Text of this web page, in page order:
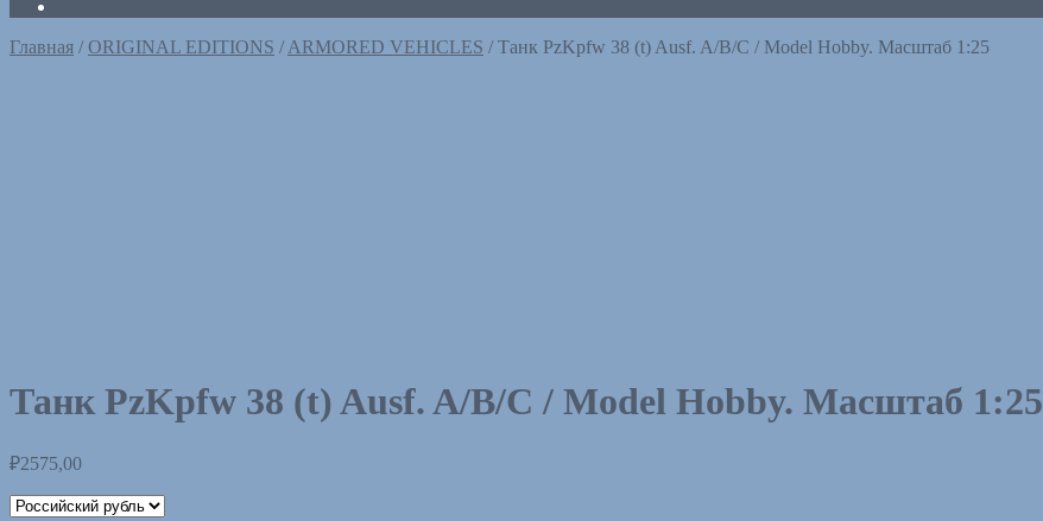
Главная /ORIGINAL EDITIONS /ARMORED VEHICLES /Танк PzKpfw 38 (t) Ausf. A/B/C / Model Hobby. Масштаб 1:25
Танк PzKpfw 38 (t) Ausf. A/B/C / Model Hobby. Масштаб 1:25
₽2575,00